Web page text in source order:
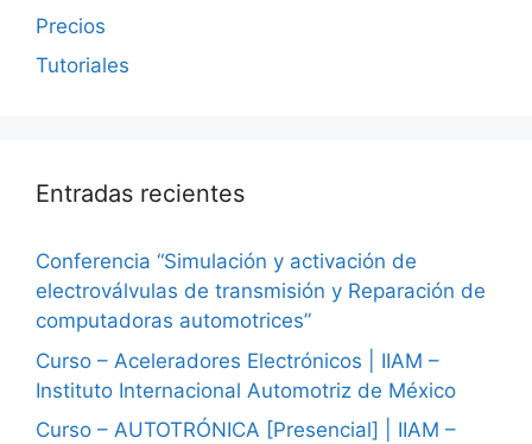
Precios
Tutoriales
Entradas recientes
Conferencia “Simulación y activación de
electroválvulas de transmisión y Reparación de
computadoras automotrices”
Curso – Aceleradores Electrónicos | IIAM –
Instituto Internacional Automotriz de México
Curso – AUTOTRÓNICA [Presencial] | IIAM –